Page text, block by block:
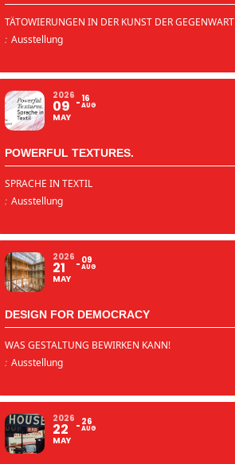
TÄTOWIERUNGEN IN DER KUNST DER GEGENWART
: Ausstellung
2026
09
MAY
16
AUG
POWERFUL TEXTURES.
SPRACHE IN TEXTIL
: Ausstellung
2026
21
MAY
09
AUG
DESIGN FOR DEMOCRACY
WAS GESTALTUNG BEWIRKEN KANN!
: Ausstellung
2026
22
MAY
26
AUG